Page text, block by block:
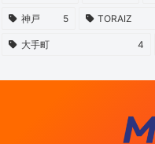
神戸 5 TORAIZ
大手町 4